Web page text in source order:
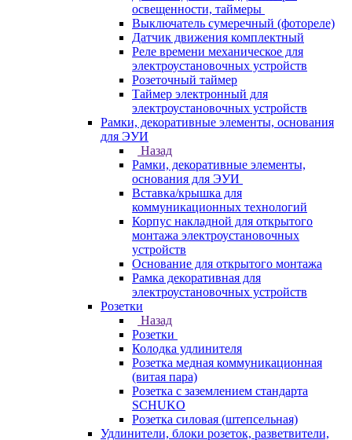
освещенности, таймеры
Выключатель сумеречный (фотореле)
Датчик движения комплектный
Реле времени механическое для
электроустановочных устройств
Розеточный таймер
Таймер электронный для
электроустановочных устройств
Рамки, декоративные элементы, основания
для ЭУИ
Назад
Рамки, декоративные элементы,
основания для ЭУИ
Вставка/крышка для
коммуникационных технологий
Корпус накладной для открытого
монтажа электроустановочных
устройств
Основание для открытого монтажа
Рамка декоративная для
электроустановочных устройств
Розетки
Назад
Розетки
Колодка удлинителя
Розетка медная коммуникационная
(витая пара)
Розетка с заземлением стандарта
SCHUKO
Розетка силовая (штепсельная)
Удлинители, блоки розеток, разветвители,